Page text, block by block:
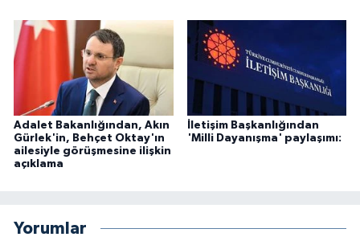
Adalet Bakanlığından, Akın
Gürlek'in, Behçet Oktay'ın
ailesiyle görüşmesine ilişkin
açıklama
İletişim Başkanlığından
'Milli Dayanışma' paylaşımı:
Yorumlar